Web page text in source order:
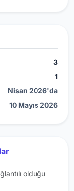
3
1
Nisan 2026'da
10 Mayıs 2026
olduğu